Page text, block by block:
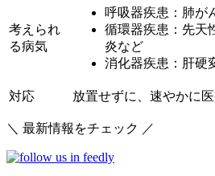
考えられ
る病気
呼吸器疾患：肺が
循環器疾患：先天
炎など
消化器疾患：肝硬
対応 放置せずに、速やかに
＼ 最新情報をチェック ／